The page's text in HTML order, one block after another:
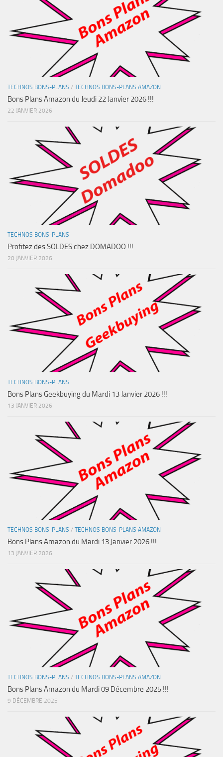
TECHNOS BONS-PLANS / TECHNOS BONS-PLANS AMAZON
Bons Plans Amazon du Jeudi 22 Janvier 2026 !!!
22 JANVIER 2026
TECHNOS BONS-PLANS
Profitez des SOLDES chez DOMADOO !!!
20 JANVIER 2026
TECHNOS BONS-PLANS
Bons Plans Geekbuying du Mardi 13 Janvier 2026 !!!
13 JANVIER 2026
TECHNOS BONS-PLANS / TECHNOS BONS-PLANS AMAZON
Bons Plans Amazon du Mardi 13 Janvier 2026 !!!
13 JANVIER 2026
TECHNOS BONS-PLANS / TECHNOS BONS-PLANS AMAZON
Bons Plans Amazon du Mardi 09 Décembre 2025 !!!
9 DÉCEMBRE 2025